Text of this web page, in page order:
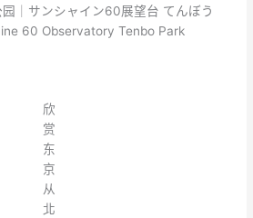
｜サンシャイン60展望台 てんぼう
60 Observatory Tenbo Park
欣
赏
东
京
从
北